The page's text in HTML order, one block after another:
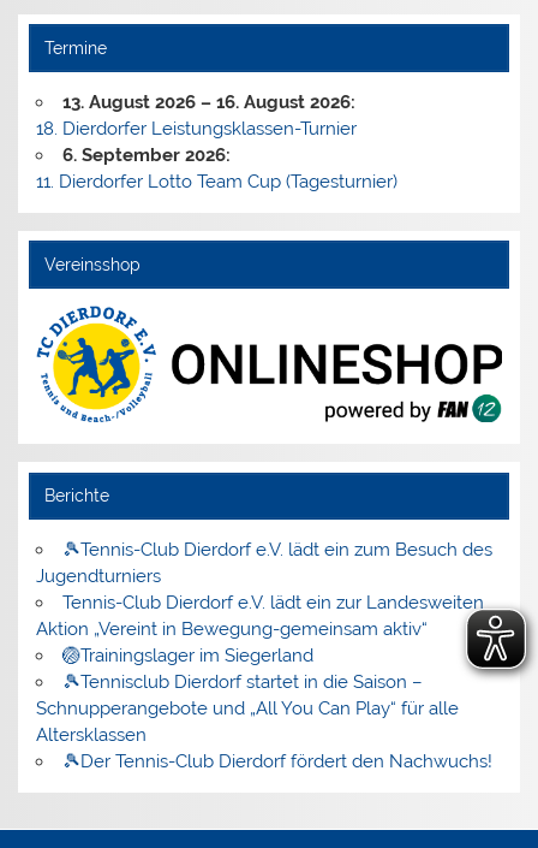
Termine
13. August 2026 – 16. August 2026:
18. Dierdorfer Leistungsklassen-Turnier
6. September 2026:
11. Dierdorfer Lotto Team Cup (Tagesturnier)
Vereinsshop
Berichte
🎾Tennis-Club Dierdorf e.V. lädt ein zum Besuch des
Jugendturniers
Tennis-Club Dierdorf e.V. lädt ein zur Landesweiten
Aktion „Vereint in Bewegung-gemeinsam aktiv“
🏐Trainingslager im Siegerland
🎾Tennisclub Dierdorf startet in die Saison –
Schnupperangebote und „All You Can Play“ für alle
Altersklassen
🎾Der Tennis-Club Dierdorf fördert den Nachwuchs!